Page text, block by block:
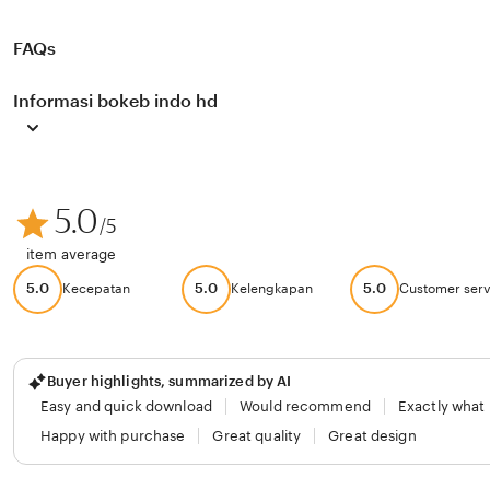
FAQs
Informasi bokeb indo hd
5.0/5
item average
5.0 Kecepatan 5.0 Kelengkapan 5.0 Customer
Buyer highlights, summarized by AI
Easy and quick download
Would recommend
Exactly what
Happy with purchase
Great quality Great design